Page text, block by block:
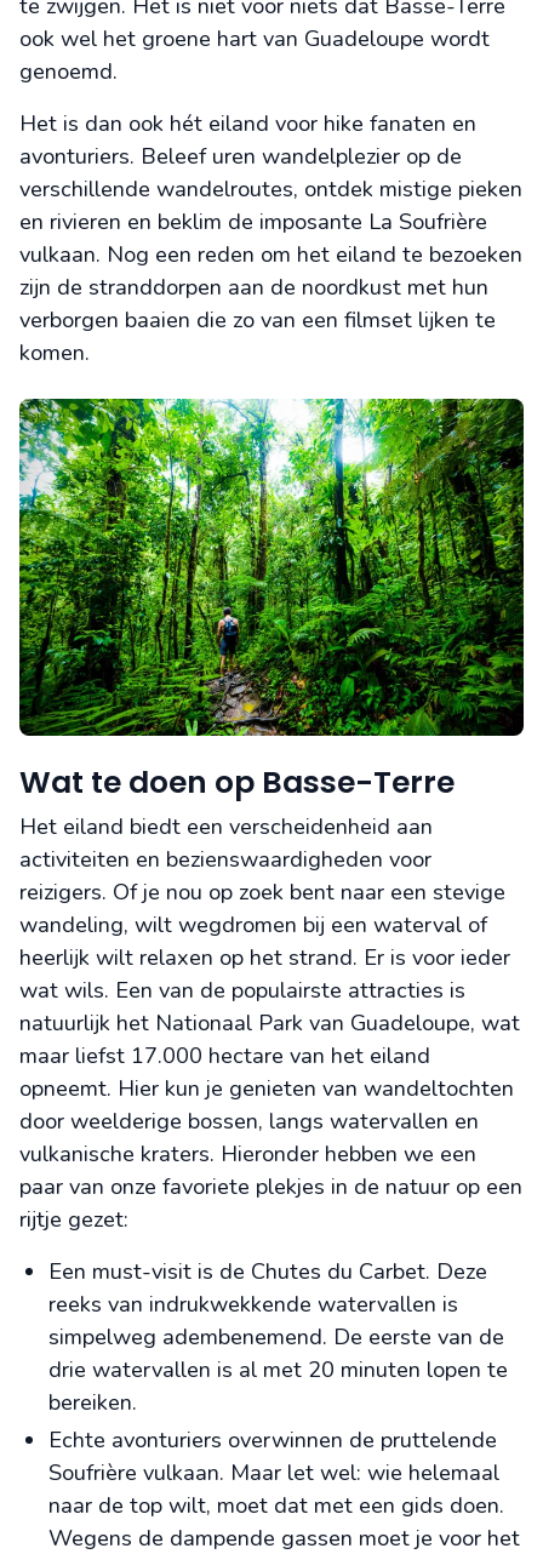
te zwijgen. Het is niet voor niets dat Basse-Terre
ook wel het groene hart van Guadeloupe wordt
genoemd.
Het is dan ook hét eiland voor hike fanaten en
avonturiers. Beleef uren wandelplezier op de
verschillende wandelroutes, ontdek mistige pieken
en rivieren en beklim de imposante La Soufrière
vulkaan. Nog een reden om het eiland te bezoeken
zijn de stranddorpen aan de noordkust met hun
verborgen baaien die zo van een filmset lijken te
komen.
Wat te doen op Basse-Terre
Het eiland biedt een verscheidenheid aan
activiteiten en bezienswaardigheden voor
reizigers. Of je nou op zoek bent naar een stevige
wandeling, wilt wegdromen bij een waterval of
heerlijk wilt relaxen op het strand. Er is voor ieder
wat wils. Een van de populairste attracties is
natuurlijk het Nationaal Park van Guadeloupe, wat
maar liefst 17.000 hectare van het eiland
opneemt. Hier kun je genieten van wandeltochten
door weelderige bossen, langs watervallen en
vulkanische kraters. Hieronder hebben we een
paar van onze favoriete plekjes in de natuur op een
rijtje gezet:
Een must-visit is de Chutes du Carbet. Deze
reeks van indrukwekkende watervallen is
simpelweg adembenemend. De eerste van de
drie watervallen is al met 20 minuten lopen te
bereiken.
Echte avonturiers overwinnen de pruttelende
Soufrière vulkaan. Maar let wel: wie helemaal
naar de top wilt, moet dat met een gids doen.
Wegens de dampende gassen moet je voor het